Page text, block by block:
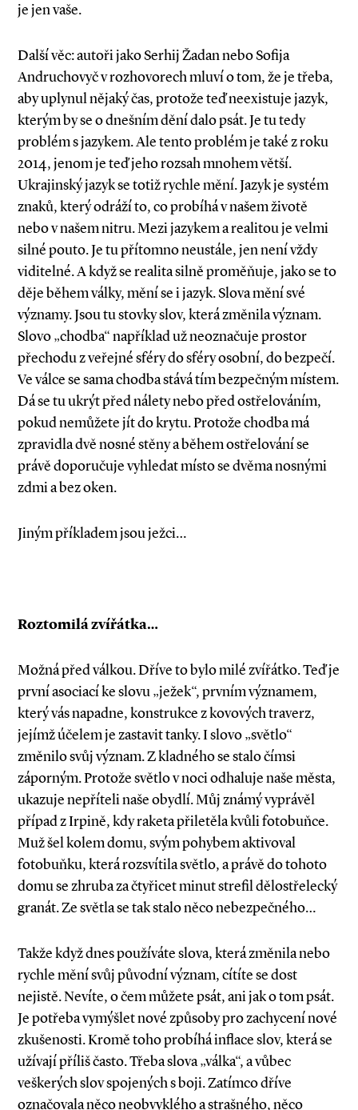
je jen vaše.
Další věc: autoři jako Serhij Žadan nebo Sofija
Andruchovyč v rozhovorech mluví o tom, že je třeba,
aby uplynul nějaký čas, protože teď neexistuje jazyk,
kterým by se o dnešním dění dalo psát. Je tu tedy
problém s jazykem. Ale tento problém je také z roku
2014, jenom je teď jeho rozsah mnohem větší.
Ukrajinský jazyk se totiž rychle mění. Jazyk je systém
znaků, který odráží to, co probíhá v našem životě
nebo v našem nitru. Mezi jazykem a realitou je velmi
silné pouto. Je tu přítomno neustále, jen není vždy
viditelné. A když se realita silně proměňuje, jako se to
děje během války, mění se i jazyk. Slova mění své
významy. Jsou tu stovky slov, která změnila význam.
Slovo „chodba“ například už neoznačuje prostor
přechodu z veřejné sféry do sféry osobní, do bezpečí.
Ve válce se sama chodba stává tím bezpečným místem.
Dá se tu ukrýt před nálety nebo před ostřelováním,
pokud nemůžete jít do krytu. Protože chodba má
zpravidla dvě nosné stěny a během ostřelování se
právě doporučuje vyhledat místo se dvěma nosnými
zdmi a bez oken.
Jiným příkladem jsou ježci…
Roztomilá zvířátka…
Možná před válkou. Dříve to bylo milé zvířátko. Teď je
první asociací ke slovu „ježek“, prvním významem,
který vás napadne, konstrukce z kovových traverz,
jejímž účelem je zastavit tanky. I slovo „světlo“
změnilo svůj význam. Z kladného se stalo čímsi
záporným. Protože světlo v noci odhaluje naše města,
ukazuje nepříteli naše obydlí. Můj známý vyprávěl
případ z Irpině, kdy raketa přiletěla kvůli fotobuňce.
Muž šel kolem domu, svým pohybem aktivoval
fotobuňku, která rozsvítila světlo, a právě do tohoto
domu se zhruba za čtyřicet minut strefil dělostřelecký
granát. Ze světla se tak stalo něco nebezpečného…
Takže když dnes používáte slova, která změnila nebo
rychle mění svůj původní význam, cítíte se dost
nejistě. Nevíte, o čem můžete psát, ani jak o tom psát.
Je potřeba vymýšlet nové způsoby pro zachycení nové
zkušenosti. Kromě toho probíhá inflace slov, která se
užívají příliš často. Třeba slova „válka“, a vůbec
veškerých slov spojených s boji. Zatímco dříve
označovala něco neobvyklého a strašného, něco